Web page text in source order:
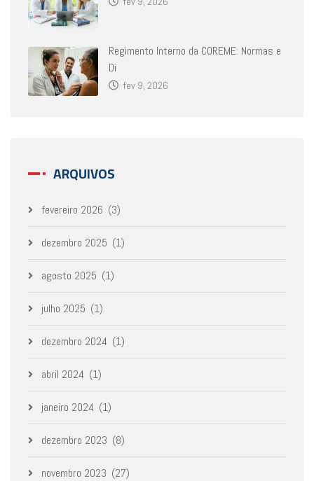
Regimento Interno da COREME: Normas e
Di
fev 9, 2026
ARQUIVOS
fevereiro 2026 (3)
dezembro 2025 (1)
agosto 2025 (1)
julho 2025 (1)
dezembro 2024 (1)
abril 2024 (1)
janeiro 2024 (1)
dezembro 2023 (8)
novembro 2023 (27)